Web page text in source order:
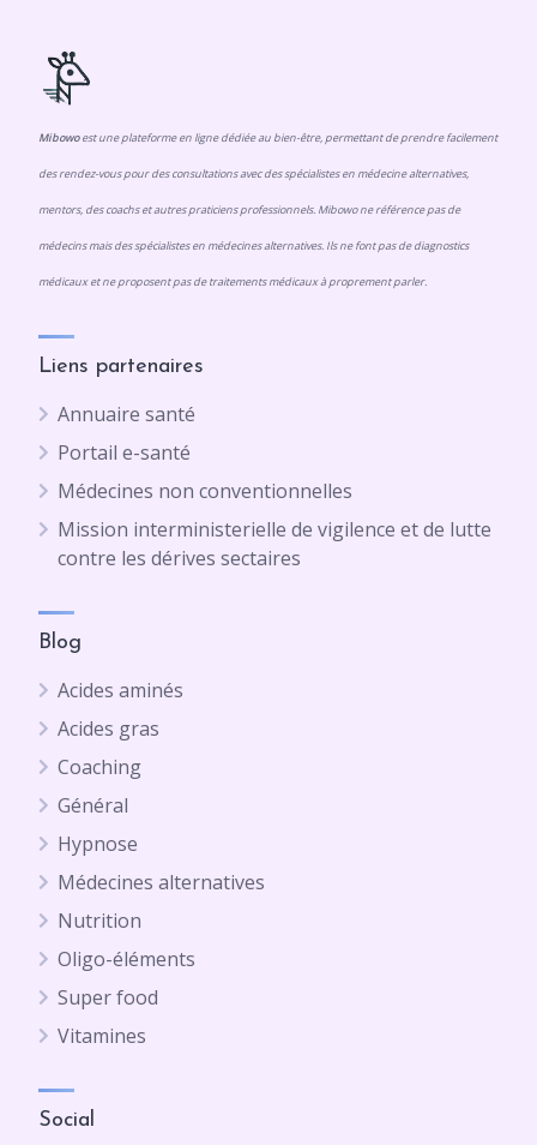
Mibowoest une plateforme en ligne dédiée au bien-être, permettant de prendre facilement
des rendez-vous pour des consultations avec des spécialistes en médecine alternatives,
mentors, des coachs et autres praticiens professionnels. Mibowo ne référence pas de
médecins mais des spécialistes en médecines alternatives. Ils ne font pas de diagnostics
médicaux et ne proposent pas de traitements médicaux à proprement parler.
Liens partenaires
Annuaire santé
Portail e-santé
Médecines non conventionnelles
Mission interministerielle de vigilence et de lutte
contre les dérives sectaires
Blog
Acides aminés
Acides gras
Coaching
Général
Hypnose
Médecines alternatives
Nutrition
Oligo-éléments
Super food
Vitamines
Social